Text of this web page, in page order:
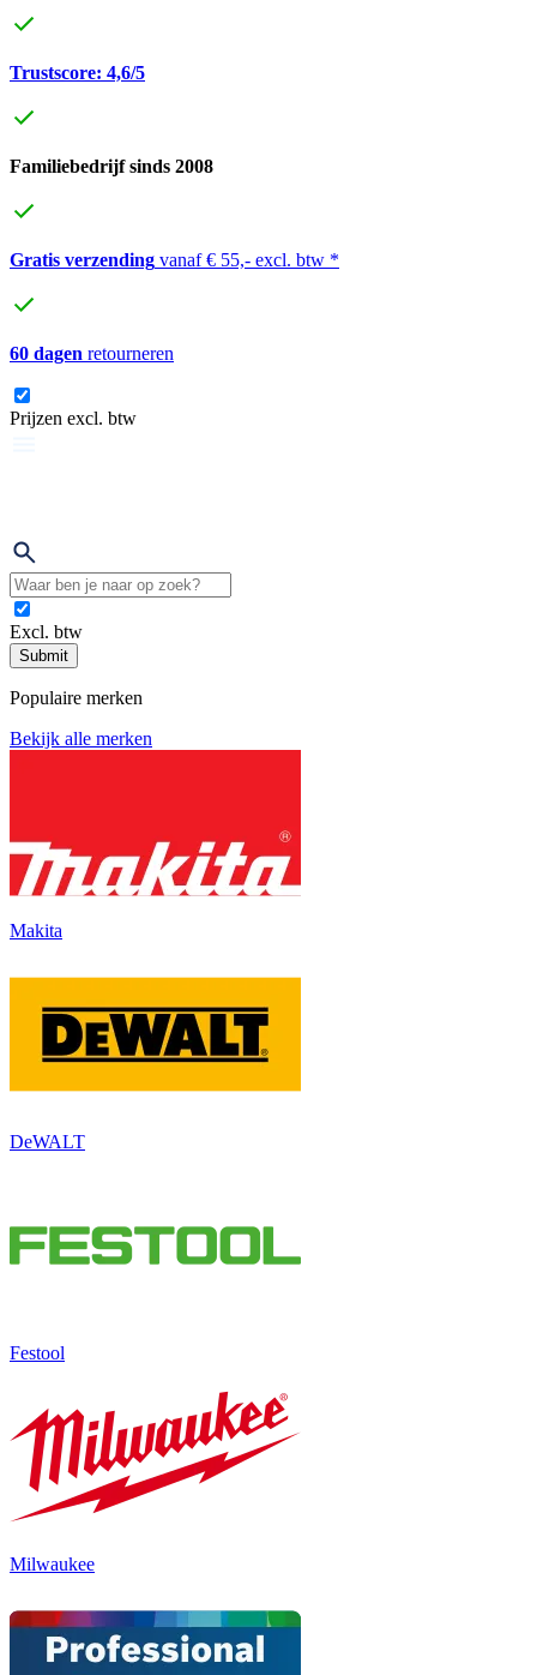
Trustscore: 4,6/5
Familiebedrijf sinds 2008
Gratis verzending vanaf € 55,- excl. btw *
60 dagen retourneren
Prijzen excl. btw
Excl. btw
Submit
Populaire merken
Bekijk alle merken
Makita
DeWALT
Festool
Milwaukee